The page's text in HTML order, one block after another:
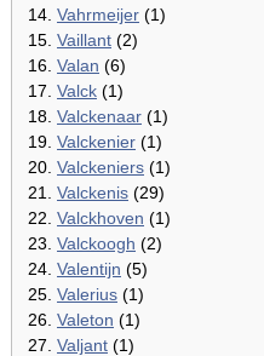
14. Vahrmeijer (1)
15. Vaillant (2)
16. Valan (6)
17. Valck (1)
18. Valckenaar (1)
19. Valckenier (1)
20. Valckeniers (1)
21. Valckenis (29)
22. Valckhoven (1)
23. Valckoogh (2)
24. Valentijn (5)
25. Valerius (1)
26. Valeton (1)
27. Valjant (1)